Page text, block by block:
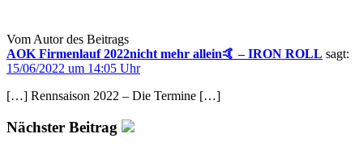
Vom Autor des Beitrags
AOK Firmenlauf 2022nicht mehr allein🤙 – IRON ROLL sagt:
15/06/2022 um 14:05 Uhr
[…] Rennsaison 2022 – Die Termine […]
Nächster Beitrag